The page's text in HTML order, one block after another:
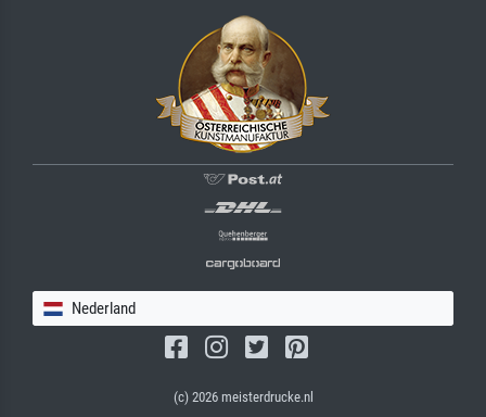
Nederland
(c) 2026 meisterdrucke.nl